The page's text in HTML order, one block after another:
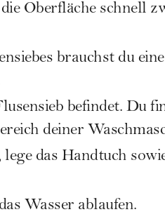
Oberfläche schnell
brauchst du
befindet. Du
deiner
das Handtuch
Wasser ablaufen.